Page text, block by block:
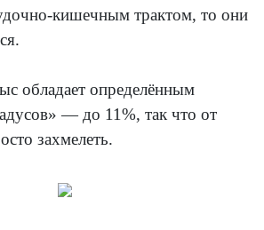
кишечным трактом, то они
обладает определённым
— до 11%, так что от
захмелеть.